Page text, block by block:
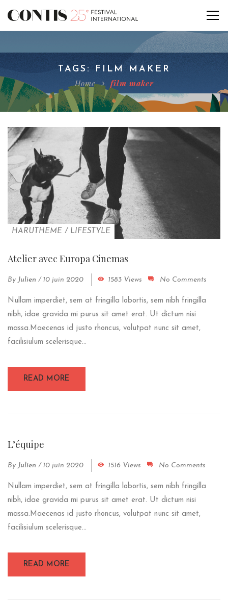
TAGS: FILM MAKER
Home film maker
HARUTHEME / LIFESTYLE
Atelier avec Europa Cinemas
By Julien / 10 juin 2020 1583 Views No Comments
Nullam imperdiet, sem at fringilla lobortis, sem nibh fringilla
nibh, idae gravida mi purus sit amet erat. Ut dictum nisi
massa.Maecenas id justo rhoncus, volutpat nunc sit amet,
facilisiulum scelerisque...
READ MORE
L’équipe
By Julien / 10 juin 2020 1516 Views No Comments
Nullam imperdiet, sem at fringilla lobortis, sem nibh fringilla
nibh, idae gravida mi purus sit amet erat. Ut dictum nisi
massa.Maecenas id justo rhoncus, volutpat nunc sit amet,
facilisiulum scelerisque...
READ MORE